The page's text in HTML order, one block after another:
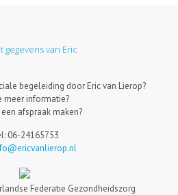
gegevens van Eric
begeleiding door Eric van Lierop?
meer informatie?
afspraak maken?
06-24165753
Federatie Gezondheidszorg